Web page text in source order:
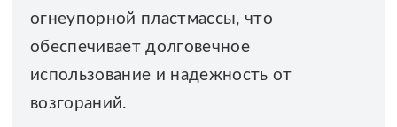
огнеупорной пластмассы, что
обеспечивает долговечное
использование и надежность от
возгораний.